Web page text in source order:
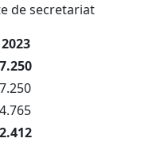
de secretariat
2023
7.250
7.250
4.765
2.412